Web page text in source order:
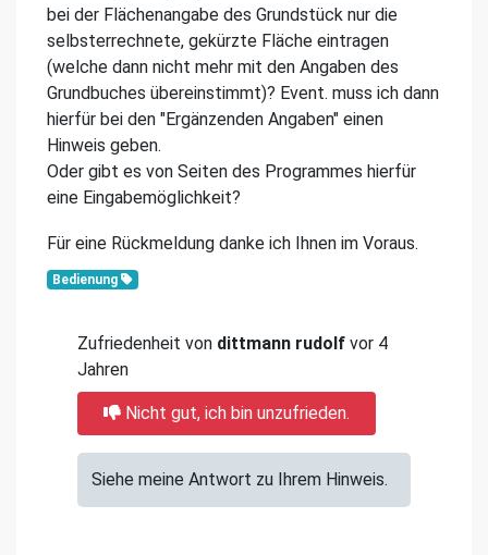
bei der Flächenangabe des Grundstück nur die
selbsterrechnete, gekürzte Fläche eintragen
(welche dann nicht mehr mit den Angaben des
Grundbuches übereinstimmt)? Event. muss ich dann
hierfür bei den "Ergänzenden Angaben" einen
Hinweis geben.
Oder gibt es von Seiten des Programmes hierfür
eine Eingabemöglichkeit?
Für eine Rückmeldung danke ich Ihnen im Voraus.
Bedienung
Zufriedenheit von dittmann rudolf vor 4
Jahren
Nicht gut, ich bin unzufrieden.
Siehe meine Antwort zu Ihrem Hinweis.